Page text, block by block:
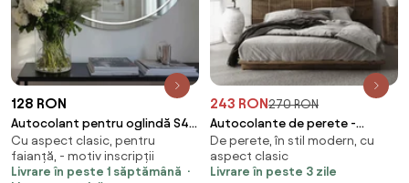
128 RON
Autocolant pentru oglindă S41
– CD-R
Cu aspect clasic, pentru
faianță, - motiv inscripții
Livrare în peste 1 săptămână
243 RON270 RON
Autocolante de perete -
Pădurea spațială cu inscripție
De perete, în stil modern, cu
aspect clasic
Livrare în peste 3 zile